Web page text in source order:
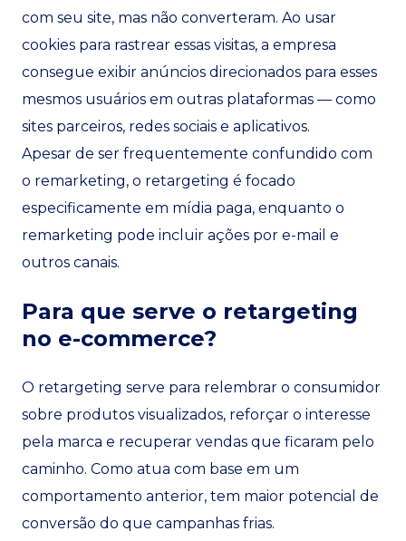
com seu site, mas não converteram. Ao usar
cookies para rastrear essas visitas, a empresa
consegue exibir anúncios direcionados para esses
mesmos usuários em outras plataformas — como
sites parceiros, redes sociais e aplicativos.
Apesar de ser frequentemente confundido com
o remarketing, o retargeting é focado
especificamente em mídia paga, enquanto o
remarketing pode incluir ações por e-mail e
outros canais.
Para que serve o retargeting
no e-commerce?
O retargeting serve para relembrar o consumidor
sobre produtos visualizados, reforçar o interesse
pela marca e recuperar vendas que ficaram pelo
caminho. Como atua com base em um
comportamento anterior, tem maior potencial de
conversão do que campanhas frias.